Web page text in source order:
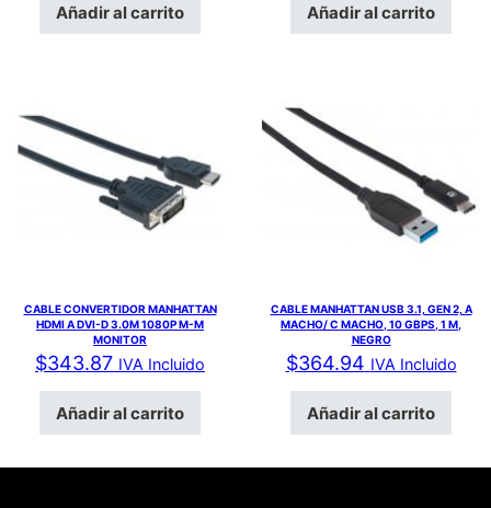
Añadir al carrito Añadir al carrito
CABLE CONVERTIDOR MANHATTAN
HDMI A DVI-D 3.0M 1080P M-M
MONITOR
$343.87 IVA Incluido
Añadir al carrito
CABLE MANHATTAN USB 3.1, GEN 2, A
MACHO/ C MACHO, 10 GBPS, 1 M,
NEGRO
$364.94 IVA Incluido
Añadir al carrito